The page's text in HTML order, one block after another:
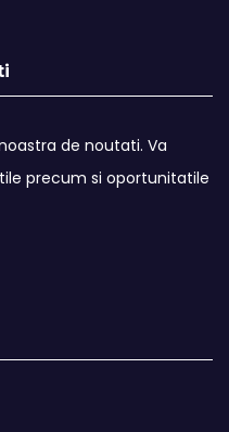
de noutati. Va
precum si oportunitatile